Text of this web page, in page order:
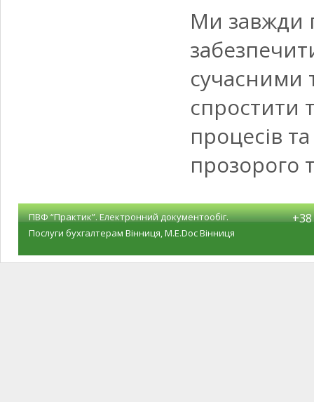
Ми завжди
сучасними
спростити
процесів
прозорого
ПВФ “Практик”. Електронний документообіг.
Послуги бухгалтерам Вінниця, M.E.Doc Вінниця